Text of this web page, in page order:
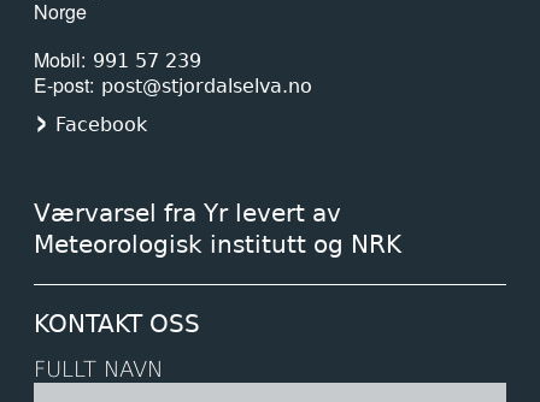
Norge
Mobil
991 57 239
E-post post@stjordalselva.no
Facebook
Værvarsel fra Yr levert av
Meteorologisk institutt og NRK
KONTAKT OSS
FULLT NAVN